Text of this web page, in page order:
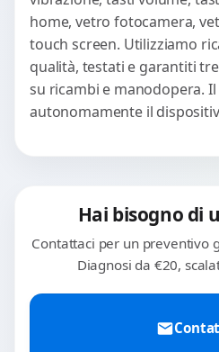
home, vetro fotocamera,
touch screen. Utilizziamo
qualità, testati e garantiti
su ricambi e manodopera.
autonomamente il
Hai bisogno di
Contattaci per un preventivo
Diagnosi da €20,